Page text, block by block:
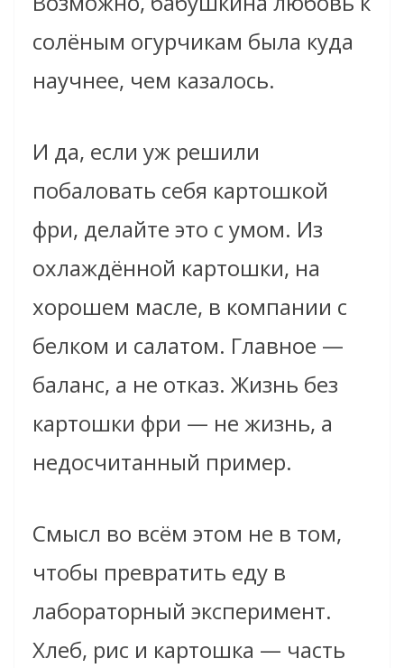
солёным огурчикам была куда
научнее, чем казалось.
И да, если уж решили
побаловать себя картошкой
фри, делайте это с умом. Из
охлаждённой картошки, на
хорошем масле, в компании с
белком и салатом. Главное —
баланс, а не отказ. Жизнь без
картошки фри — не жизнь, а
недосчитанный пример.
Смысл во всём этом не в том,
чтобы превратить еду в
лабораторный эксперимент.
Хлеб, рис и картошка — часть